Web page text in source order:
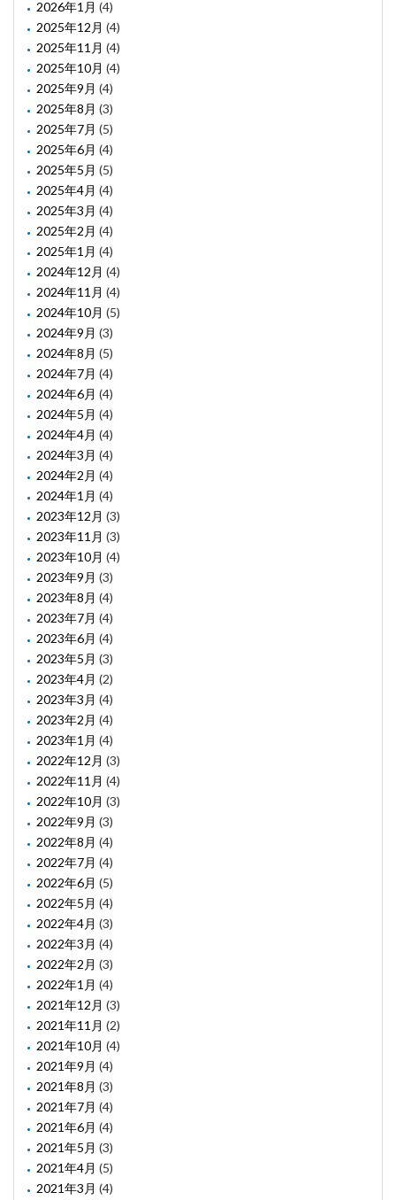
2026年1月 (4)
2025年12月 (4)
2025年11月 (4)
2025年10月 (4)
2025年9月 (4)
2025年8月 (3)
2025年7月 (5)
2025年6月 (4)
2025年5月 (5)
2025年4月 (4)
2025年3月 (4)
2025年2月 (4)
2025年1月 (4)
2024年12月 (4)
2024年11月 (4)
2024年10月 (5)
2024年9月 (3)
2024年8月 (5)
2024年7月 (4)
2024年6月 (4)
2024年5月 (4)
2024年4月 (4)
2024年3月 (4)
2024年2月 (4)
2024年1月 (4)
2023年12月 (3)
2023年11月 (3)
2023年10月 (4)
2023年9月 (3)
2023年8月 (4)
2023年7月 (4)
2023年6月 (4)
2023年5月 (3)
2023年4月 (2)
2023年3月 (4)
2023年2月 (4)
2023年1月 (4)
2022年12月 (3)
2022年11月 (4)
2022年10月 (3)
2022年9月 (3)
2022年8月 (4)
2022年7月 (4)
2022年6月 (5)
2022年5月 (4)
2022年4月 (3)
2022年3月 (4)
2022年2月 (3)
2022年1月 (4)
2021年12月 (3)
2021年11月 (2)
2021年10月 (4)
2021年9月 (4)
2021年8月 (3)
2021年7月 (4)
2021年6月 (4)
2021年5月 (3)
2021年4月 (5)
2021年3月 (4)